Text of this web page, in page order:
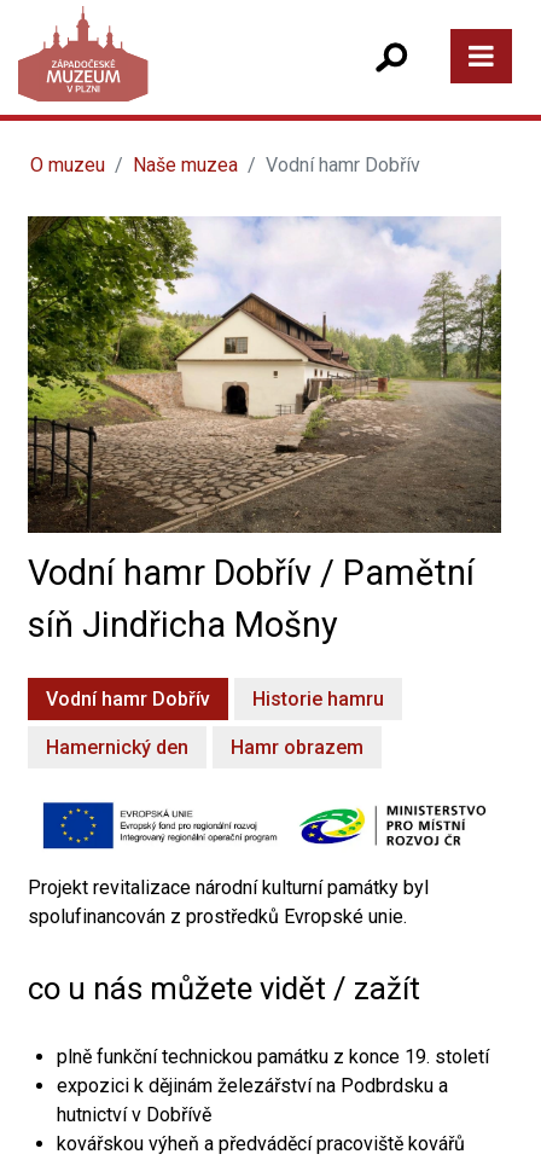
O muzeu Naše muzea Vodní hamr Dobřív
Vodní hamr Dobřív / Pamětní
síň Jindřicha Mošny
Vodní hamr Dobřív Historie hamru
Hamernický den Hamr obrazem
Projekt revitalizace národní kulturní památky byl
spolufinancován z prostředků Evropské unie.
co u nás můžete vidět / zažít
plně funkční technickou památku z konce 19. století
expozici k dějinám železářství na Podbrdsku a
hutnictví v Dobřívě
kovářskou výheň a předváděcí pracoviště kovářů